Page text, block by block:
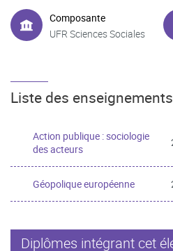
Composante
UFR Sciences Sociales
Liste des enseignements
Action publique : sociologie
des acteurs
Géopolique européenne
Diplômes intégrant cet